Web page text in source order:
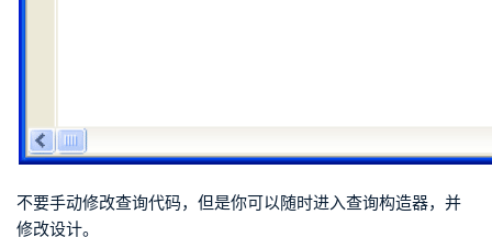
不要手动修改查询代码，但是你可以随时进入查询构造器，并
修改设计。